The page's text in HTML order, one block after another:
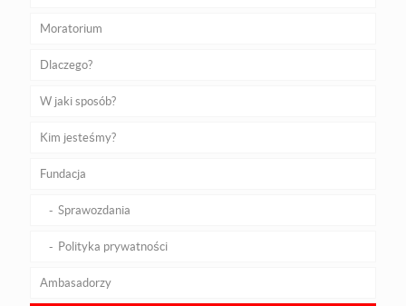
Moratorium
Dlaczego?
W jaki sposób?
Kim jesteśmy?
Fundacja
Sprawozdania
Polityka prywatności
Ambasadorzy